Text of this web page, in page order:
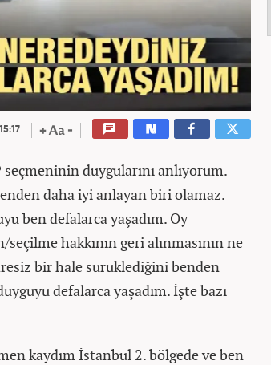
duygularını anlıyorum.
daha iyi anlayan biri olamaz.
ben defalarca yaşadım. Oy
hakkının geri alınmasının ne
bir hale sürüklediğini benden
defalarca yaşadım. İşte bazı
kaydım İstanbul 2. bölgede ve ben